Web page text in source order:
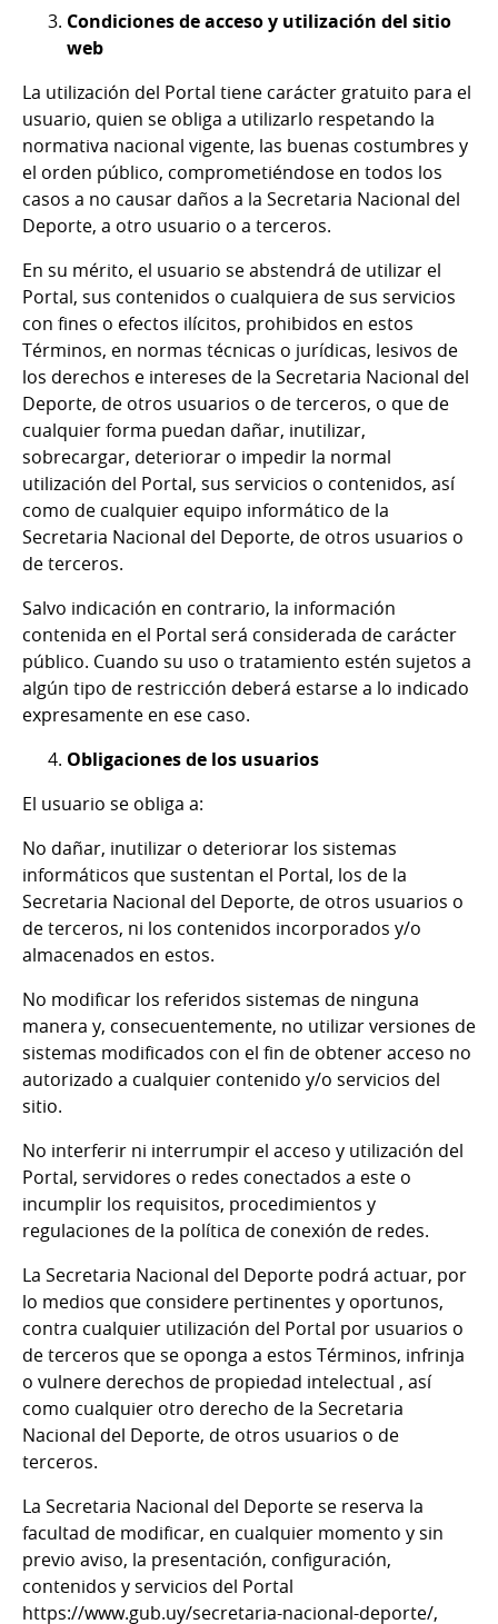
Condiciones de acceso y utilización del sitio
web
La utilización del Portal tiene carácter gratuito para el
usuario, quien se obliga a utilizarlo respetando la
normativa nacional vigente, las buenas costumbres y
el orden público, comprometiéndose en todos los
casos a no causar daños a la Secretaria Nacional del
Deporte, a otro usuario o a terceros.
En su mérito, el usuario se abstendrá de utilizar el
Portal, sus contenidos o cualquiera de sus servicios
con fines o efectos ilícitos, prohibidos en estos
Términos, en normas técnicas o jurídicas, lesivos de
los derechos e intereses de la Secretaria Nacional del
Deporte, de otros usuarios o de terceros, o que de
cualquier forma puedan dañar, inutilizar,
sobrecargar, deteriorar o impedir la normal
utilización del Portal, sus servicios o contenidos, así
como de cualquier equipo informático de la
Secretaria Nacional del Deporte, de otros usuarios o
de terceros.
Salvo indicación en contrario, la información
contenida en el Portal será considerada de carácter
público. Cuando su uso o tratamiento estén sujetos a
algún tipo de restricción deberá estarse a lo indicado
expresamente en ese caso.
Obligaciones de los usuarios
El usuario se obliga a:
No dañar, inutilizar o deteriorar los sistemas
informáticos que sustentan el Portal, los de la
Secretaria Nacional del Deporte, de otros usuarios o
de terceros, ni los contenidos incorporados y/o
almacenados en estos.
No modificar los referidos sistemas de ninguna
manera y, consecuentemente, no utilizar versiones de
sistemas modificados con el fin de obtener acceso no
autorizado a cualquier contenido y/o servicios del
sitio.
No interferir ni interrumpir el acceso y utilización del
Portal, servidores o redes conectados a este o
incumplir los requisitos, procedimientos y
regulaciones de la política de conexión de redes.
La Secretaria Nacional del Deporte podrá actuar, por
lo medios que considere pertinentes y oportunos,
contra cualquier utilización del Portal por usuarios o
de terceros que se oponga a estos Términos, infrinja
o vulnere derechos de propiedad intelectual , así
como cualquier otro derecho de la Secretaria
Nacional del Deporte, de otros usuarios o de
terceros.
La Secretaria Nacional del Deporte se reserva la
facultad de modificar, en cualquier momento y sin
previo aviso, la presentación, configuración,
contenidos y servicios del Portal
https://www.gub.uy/secretaria-nacional-deporte/,